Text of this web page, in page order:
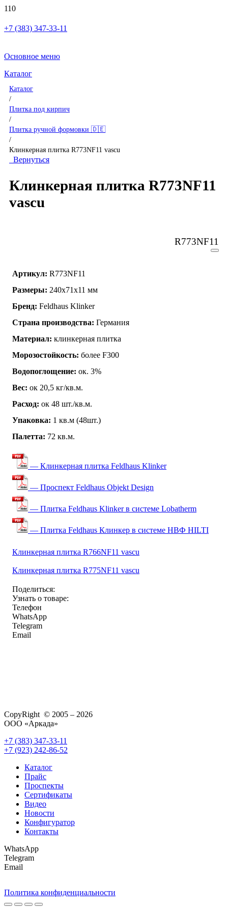
+7 (383) 347-33-11
Основное меню
Каталог
Каталог
/
Плитка под кирпич
/
Плитка ручной формовки 🇩🇪
/
Клинкерная плитка R773NF11 vascu
Вернуться
Клинкерная плитка R773NF11
vascu
R773NF11
Артикул: R773NF11
Размеры: 240x71x11 мм
Бренд: Feldhaus Klinker
Страна производства: Германия
Материал: клинкерная плитка
Морозостойкость: более F300
Водопоглощение: ок. 3%
Вес: ок 20,5 кг/кв.м.
Расход: ок 48 шт./кв.м.
Упаковка: 1 кв.м (48шт.)
Палетта: 72 кв.м.
— Клинкерная плитка Feldhaus Klinker
— Проспект Feldhaus Objekt Design
— Плитка Feldhaus Klinker в системе Lobatherm
— Плитка Feldhaus Клинкер в системе НВФ HILTI
Клинкерная плитка R766NF11 vascu
Клинкерная плитка R775NF11 vascu
Поделиться:
Узнать о товаре:
Телефон
WhatsApp
Telegram
Email
CopyRight © 2005 – 2026
ООО «Аркада»
+7 (383) 347-33-11
+7 (923) 242-86-52
Каталог
Прайс
Проспекты
Сертификаты
Видео
Новости
Конфигуратор
Контакты
WhatsApp
Telegram
Email
Политика конфиденциальности